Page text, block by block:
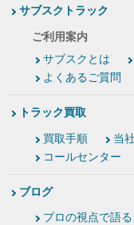
サブスクトラック
ご利用案内
サブスクとは
よくあるご質問
トラック買取
買取手順 当
コールセンター
ブログ
プロの視点で語